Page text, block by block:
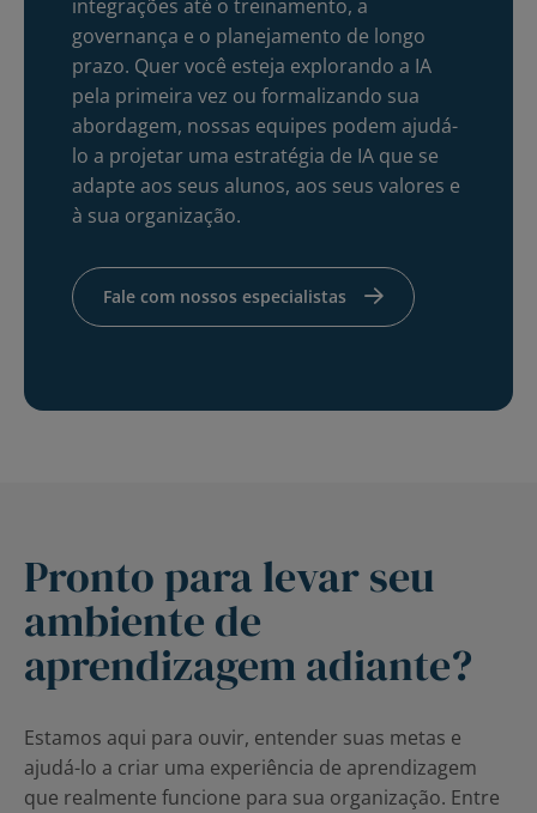
integrações até o treinamento, a
governança e o planejamento de longo
prazo. Quer você esteja explorando a IA
pela primeira vez ou formalizando sua
abordagem, nossas equipes podem ajudá-
lo a projetar uma estratégia de IA que se
adapte aos seus alunos, aos seus valores e
à sua organização.
Fale com nossos especialistas
Pronto para levar seu
ambiente de
aprendizagem adiante?
Estamos aqui para ouvir, entender suas metas e
ajudá-lo a criar uma experiência de aprendizagem
que realmente funcione para sua organização. Entre